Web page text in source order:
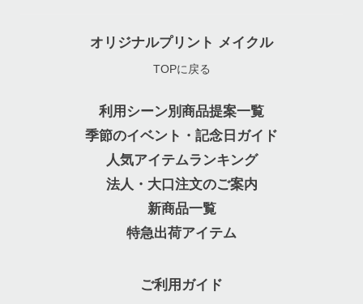
オリジナルプリント メイクル
TOPに戻る
利用シーン別商品提案一覧
季節のイベント・記念日ガイド
人気アイテムランキング
法人・大口注文のご案内
新商品一覧
特急出荷アイテム
ご利用ガイド